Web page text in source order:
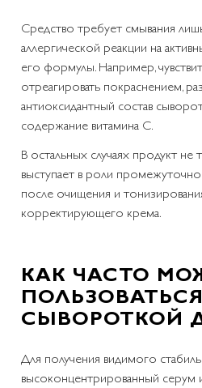
Средство требует смывания
аллергической реакции на
его формулы. Например,
отреагировать покраснением,
антиоксидантный состав
содержание витамина С.
В остальных случаях продукт не
выступает в роли
после очищения и
корректирующего крема.
КАК ЧАСТО
ПОЛЬЗОВАТЬСЯ
СЫВОРОТКОЙ
Для получения видимого
высоконцентрированный серум